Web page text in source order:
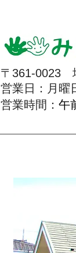
〒361-0023
営業日：月曜
​営業時間： 午